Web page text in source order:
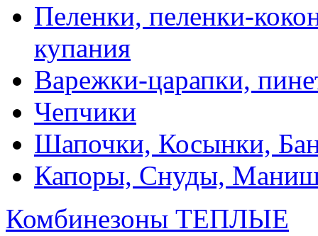
Пеленки, пеленки-
купания
Варежки-царапки,
Чепчики
Шапочки, Косынки,
Капоры, Снуды,
Комбинезоны ТЕПЛЫЕ